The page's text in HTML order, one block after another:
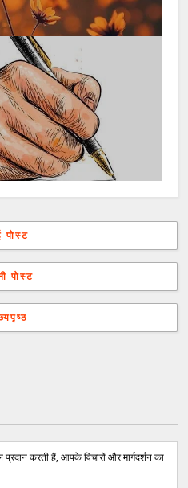
पोस्ट
पोस्ट
करती हैं, आपके विचारों और मार्गदर्शन का